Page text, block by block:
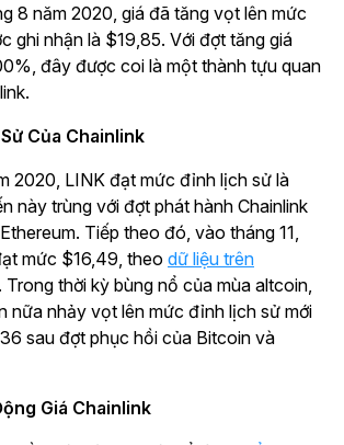
8 năm 2020, giá đã tăng vọt lên mức
ghi nhận là $19,85. Với đợt tăng giá
đây được coi là một thành tựu quan
Của Chainlink
2020, LINK đạt mức đỉnh lịch sử là
này trùng với đợt phát hành Chainlink
Tiếp theo đó, vào tháng 11,
mức $16,49, theo dữ liệu trên
. Trong thời kỳ bùng nổ của mùa altcoin,
nữa nhảy vọt lên mức đỉnh lịch sử mới
sau đợt phục hồi của Bitcoin và
Giá Chainlink